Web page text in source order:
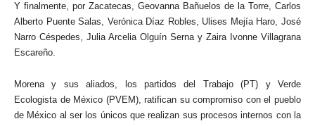
Y finalmente, por Zacatecas, Geovanna Bañuelos de la Torre, Carlos
Alberto Puente Salas, Verónica Díaz Robles, Ulises Mejía Haro, José
Narro Céspedes, Julia Arcelia Olguín Serna y Zaira Ivonne Villagrana
Escareño.
Morena y sus aliados, los partidos del Trabajo (PT) y Verde
Ecologista de México (PVEM), ratifican su compromiso con el pueblo
de México al ser los únicos que realizan sus procesos internos con la